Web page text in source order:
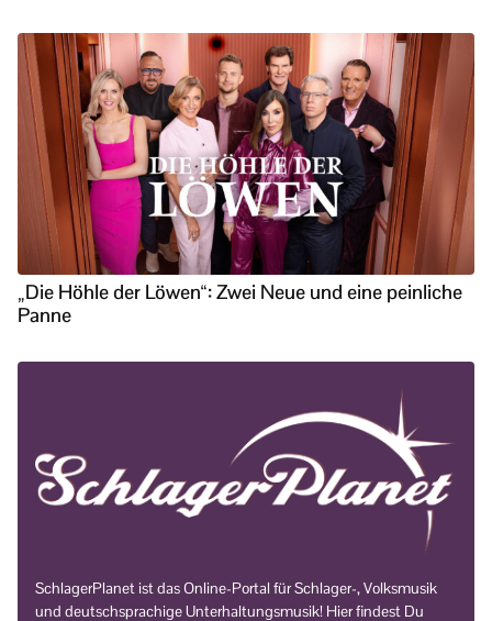
„Die Höhle der Löwen“: Zwei Neue und eine peinliche
Panne
SchlagerPlanet ist das Online-Portal für Schlager-, Volksmusik
und deutschsprachige Unterhaltungsmusik! Hier findest Du